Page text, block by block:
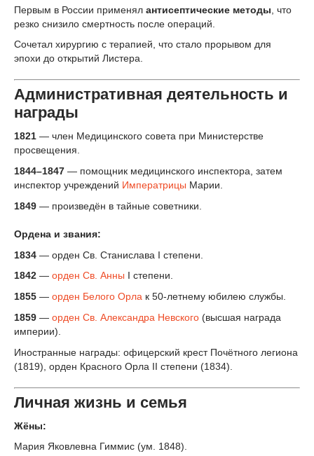
Первым в России применял антисептические методы , что
резко снизило смертность после операций.
Сочетал хирургию с терапией, что стало прорывом для
эпохи до открытий Листера.
Административная деятельность и
награды
1821 — член Медицинского совета при Министерстве
просвещения.
1844–1847 — помощник медицинского инспектора, затем
инспектор учреждений Императрицы Марии.
1849 — произведён в тайные советники.
Ордена и звания:
1834 — орден Св. Станислава I степени.
1842 — орден Св. Анны I степени.
1855 — орден Белого Орла к 50-летнему юбилею службы.
1859 — орден Св. Александра Невского (высшая награда
империи).
Иностранные награды: офицерский крест Почётного легиона
(1819), орден Красного Орла II степени (1834).
Личная жизнь и семья
Жёны:
Мария Яковлевна Гиммис (ум. 1848).